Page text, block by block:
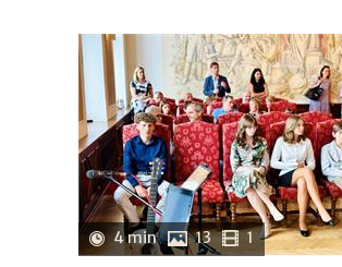
4 min 13 1